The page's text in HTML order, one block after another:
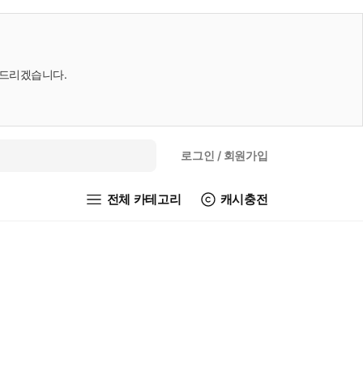
리겠습니다.
로그인 / 회원가입
전체 카테고리 캐시충전